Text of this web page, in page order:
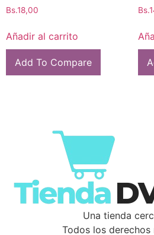
Bs.18,00
Añadir al carrito
Add To Compare
Bs.
Una tienda
Todos los derechos